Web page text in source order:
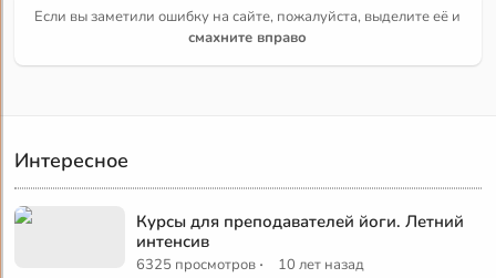
Если вы заметили ошибку на сайте, пожалуйста, выделите её и
смахните вправо
Интересное
Курсы для преподавателей йоги. Летний
интенсив
6325 просмотров · 10 лет назад